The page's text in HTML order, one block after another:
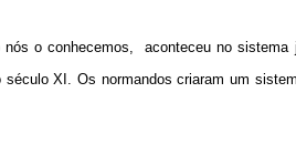
o conhecemos,
aconteceu no sistema
XI. Os normandos criaram um